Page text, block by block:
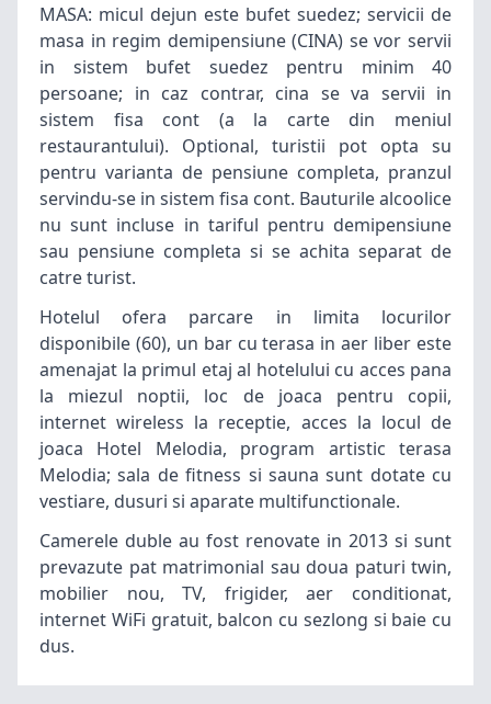
MASA: micul dejun este bufet suedez; servicii de
masa in regim demipensiune (CINA) se vor servii
in sistem bufet suedez pentru minim 40
persoane; in caz contrar, cina se va servii in
sistem fisa cont (a la carte din meniul
restaurantului). Optional, turistii pot opta su
pentru varianta de pensiune completa, pranzul
servindu-se in sistem fisa cont. Bauturile alcoolice
nu sunt incluse in tariful pentru demipensiune
sau pensiune completa si se achita separat de
catre turist.
Hotelul ofera parcare in limita locurilor
disponibile (60), un bar cu terasa in aer liber este
amenajat la primul etaj al hotelului cu acces pana
la miezul noptii, loc de joaca pentru copii,
internet wireless la receptie, acces la locul de
joaca Hotel Melodia, program artistic terasa
Melodia; sala de fitness si sauna sunt dotate cu
vestiare, dusuri si aparate multifunctionale.
Camerele duble au fost renovate in 2013 si sunt
prevazute pat matrimonial sau doua paturi twin,
mobilier nou, TV, frigider, aer conditionat,
internet WiFi gratuit, balcon cu sezlong si baie cu
dus.